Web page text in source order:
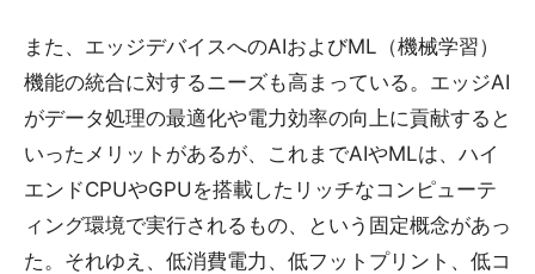
また、エッジデバイスへのAIおよびML（機械学習）
機能の統合に対するニーズも高まっている。エッジAI
がデータ処理の最適化や電力効率の向上に貢献すると
いったメリットがあるが、これまでAIやMLは、ハイ
エンドCPUやGPUを搭載したリッチなコンピューテ
ィング環境で実行されるもの、という固定概念があっ
た。それゆえ、低消費電力、低フットプリント、低コ